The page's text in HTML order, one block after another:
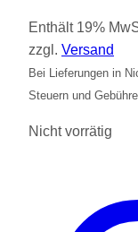
Enthält 19%
zzgl. Versand
Bei Lieferungen in
Steuern und
Nicht vorrätig